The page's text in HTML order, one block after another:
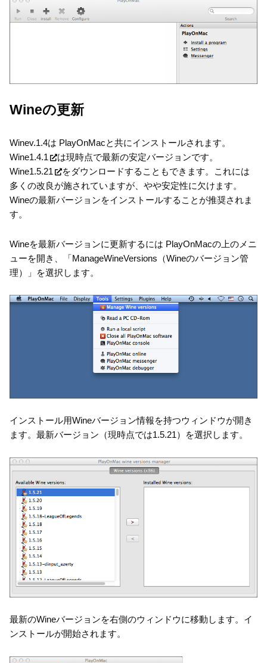
Wineの更新
Winev.1.4は PlayOnMacと共にインストールされます。
Wine1.4.1
は現時点で最新の安定バージョンです。
Wine1.5.21
をダウンロードすることもできます。これには
多くの改良が施されていますが、やや安定性に欠けます。
Wineの最新バージョンをインストールすることが推奨されま
す。
Wineを最新バージョンに更新するには PlayOnMacの上のメニ
ューを開き、「ManageWineVersions（Wineのバージョン管
理）」を選択します。
インストール用Wineバージョン情報を持つウィンドウが開き
ます。最新バージョン（現時点では1.5.21）を選択します。
最新のWineバージョンを右側のウィンドウに移動します。イ
ンストールが開始されます。